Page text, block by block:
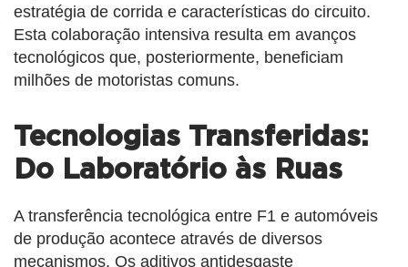
estratégia de corrida e características do circuito.
Esta colaboração intensiva resulta em avanços
tecnológicos que, posteriormente, beneficiam
milhões de motoristas comuns.
Tecnologias Transferidas:
Do Laboratório às Ruas
A transferência tecnológica entre F1 e automóveis
de produção acontece através de diversos
mecanismos. Os aditivos antidesgaste